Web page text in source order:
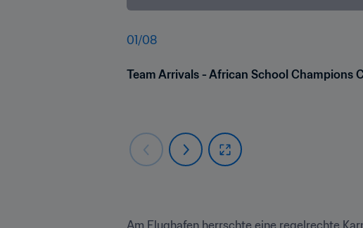
01/08
Team Arrivals - African School Champions